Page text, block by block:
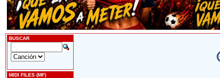
BUSCAR
MIDI FILES (MF)